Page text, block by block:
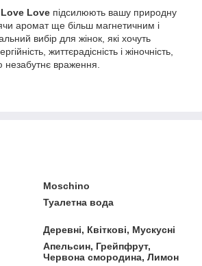
Love Love підсилюють вашу природну
аромат ще більш магнетичним і
вибір для жінок, які хочуть
життєрадісність і жіночність,
враження.
Moschino
Туалетна вода
Деревні, Квіткові, Мускусні
Апельсин, Грейпфрут,
Червона смородина, Лимон